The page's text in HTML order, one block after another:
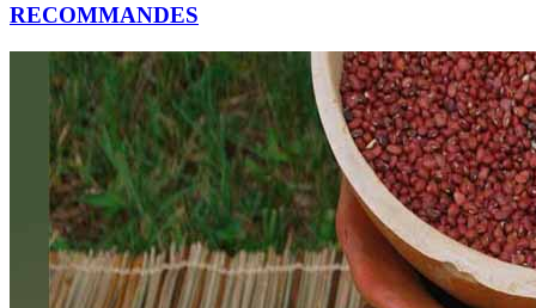
RECOMMANDES